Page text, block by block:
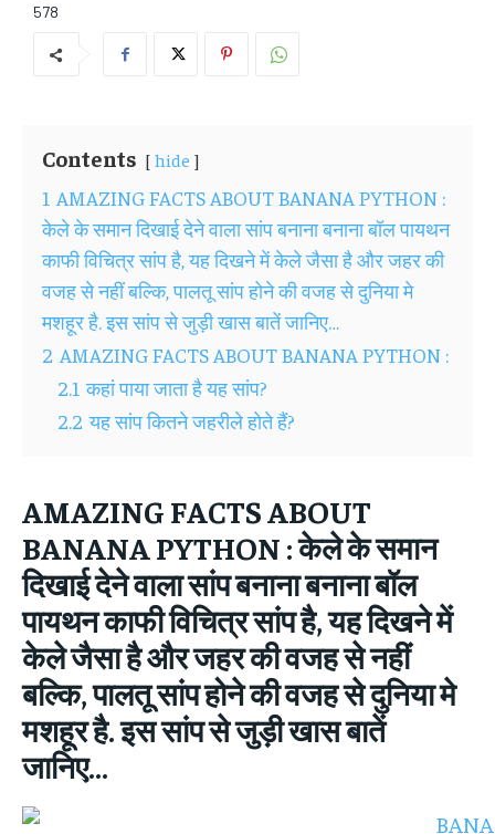
578
Contents hide
1 AMAZING FACTS ABOUT BANANA PYTHON :
केले के समान दिखाई देने वाला सांप बनाना बनाना बॉल पायथन
काफी विचित्र सांप है, यह दिखने में केले जैसा है और जहर की
वजह से नहीं बल्कि, पालतू सांप होने की वजह से दुनिया मे
मशहूर है. इस सांप से जुड़ी खास बातें जानिए…
2 AMAZING FACTS ABOUT BANANA PYTHON :
2.1 कहां पाया जाता है यह सांप?
2.2 यह सांप कितने जहरीले होते हैं?
AMAZING FACTS ABOUT
BANANA PYTHON :केले के समान
दिखाई देने वाला सांप बनाना बनाना बॉल
पायथन काफी विचित्र सांप है, यह दिखने में
केले जैसा है और जहर की वजह से नहीं
बल्कि, पालतू सांप होने की वजह से दुनिया मे
मशहूर है. इस सांप से जुड़ी खास बातें
जानिए…